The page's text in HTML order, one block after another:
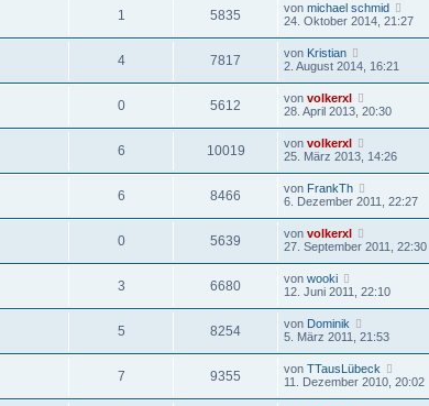
1 5835 von michael schmid
24. Oktober 2014, 21:27
4 7817 von Kristian
2. August 2014, 16:21
0 5612 von volkerxl
28. April 2013, 20:30
6 10019 von volkerxl
25. März 2013, 14:26
6 8466 von FrankTh
6. Dezember 2011, 22:27
0 5639 von volkerxl
27. September 2011, 22:30
3 6680 von wooki
12. Juni 2011, 22:10
5 8254 von Dominik
5. März 2011, 21:53
7 9355 von TTausLübeck
11. Dezember 2010, 20:02